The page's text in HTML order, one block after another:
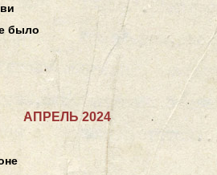
было
АПРЕЛЬ 2024